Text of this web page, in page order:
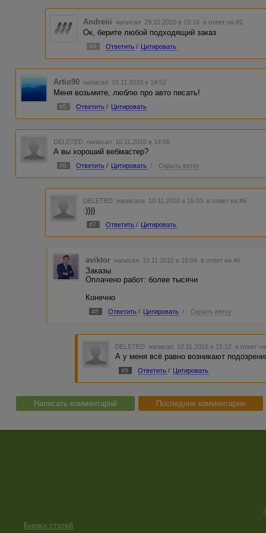
Andreiii написал 29.10.2010 в 15:16 в ответ на #2
Ок, берите любой подходящий заказ
#4 Ответить / Цитировать
Artio90 написал 10.11.2010 в 14:52
Меня возьмите, люблю про авто писать!
#5 Ответить / Цитировать
DELETED написал 10.11.2010 в 14:56
А вы хороший вебмастер?
#6 Ответить / Цитировать / Скрыть ветку
DELETED написала 10.11.2010 в 15:03 в ответ на #6
:))))
#7 Ответить / Цитировать
aviktor написал 10.11.2010 в 15:04 в ответ на #6
Заказы
Оплачено работ: более тысячи
Конечно
#8 Ответить / Цитировать / Скрыть ветку
DELETED написал 10.11.2010 в 15:12 в ответ
А у меня всё равно возникают
#9 Ответить / Цитировать
Написать комментарий Последние комментарии
Биржа статей